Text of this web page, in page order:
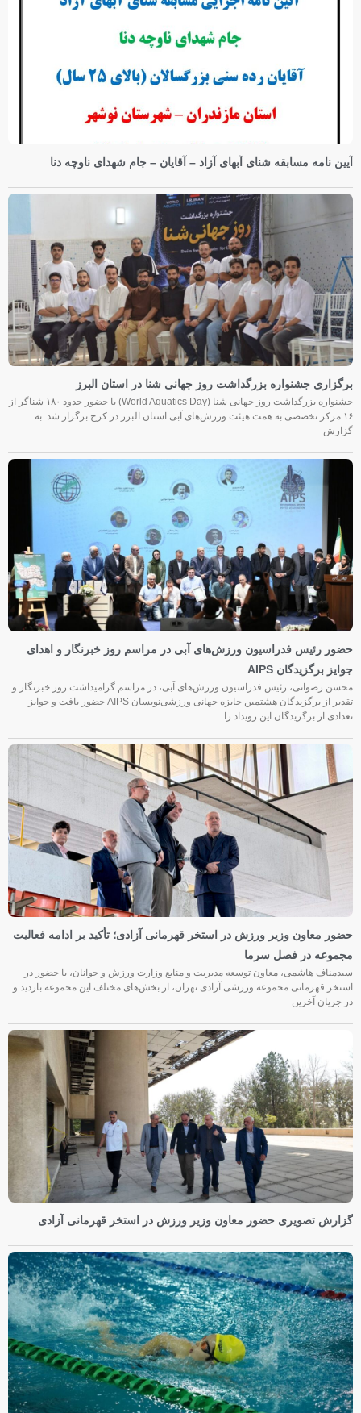
آیین نامه مسابقه شنای آبهای آزاد – آقایان – جام شهدای ناوچه دنا
برگزاری جشنواره بزرگداشت روز جهانی شنا در استان البرز
جشنواره بزرگداشت روز جهانی شنا (World Aquatics Day) با حضور حدود ۱۸۰ شناگر از
۱۶ مرکز تخصصی به همت هیئت ورزش‌های آبی استان البرز در کرج برگزار شد. به
گزارش
حضور رئیس فدراسیون ورزش‌های آبی در مراسم روز خبرنگار و اهدای
جوایز برگزیدگان AIPS
محسن رضوانی، رئیس فدراسیون ورزش‌های آبی، در مراسم گرامیداشت روز خبرنگار و
تقدیر از برگزیدگان هشتمین جایزه جهانی ورزشی‌نویسان AIPS حضور یافت و جوایز
تعدادی از برگزیدگان این رویداد را
حضور معاون وزیر ورزش در استخر قهرمانی آزادی؛ تأکید بر ادامه فعالیت
مجموعه در فصل سرما
سیدمناف هاشمی، معاون توسعه مدیریت و منابع وزارت ورزش و جوانان، با حضور در
استخر قهرمانی مجموعه ورزشی آزادی تهران، از بخش‌های مختلف این مجموعه بازدید و
در جریان آخرین
گزارش تصویری حضور معاون وزیر ورزش در استخر قهرمانی آزادی